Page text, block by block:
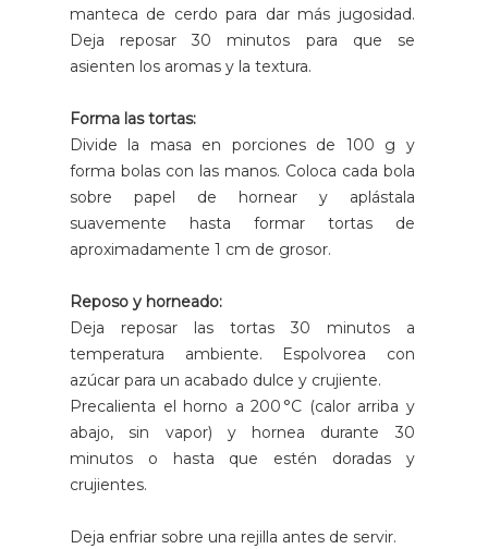
manteca de cerdo para dar más jugosidad.
Deja reposar 30 minutos para que se
asienten los aromas y la textura.
Forma las tortas:
Divide la masa en porciones de 100 g y
forma bolas con las manos. Coloca cada bola
sobre papel de hornear y aplástala
suavemente hasta formar tortas de
aproximadamente 1 cm de grosor.
Reposo y horneado:
Deja reposar las tortas 30 minutos a
temperatura ambiente. Espolvorea con
azúcar para un acabado dulce y crujiente.
Precalienta el horno a 200 °C (calor arriba y
abajo, sin vapor) y hornea durante 30
minutos o hasta que estén doradas y
crujientes.
Deja enfriar sobre una rejilla antes de servir.